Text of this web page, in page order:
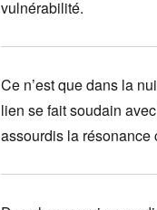
vulnérabilité.
Ce n’est que dans la
lien se fait soudain
assourdis la résonance